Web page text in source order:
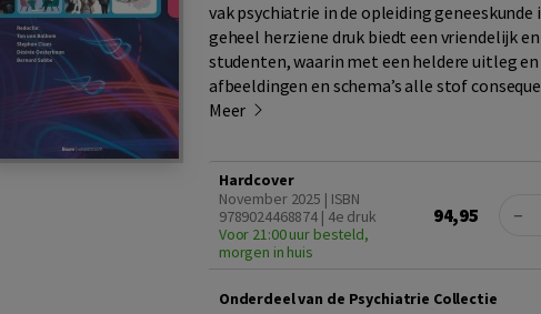
vak psychiatrie in de opleiding geneeskunde
geheel herziene druk biedt een vriendelijk
studenten, waarin met een heldere uitleg
afbeeldingen en schema’s alle stof
Meer
Hardcover
November 2025 | ISBN
9789024468874 | 4e druk
Voor 21:00 uur besteld,
morgen in huis
94,95 −
Onderdeel van de Psychiatrie Collectie